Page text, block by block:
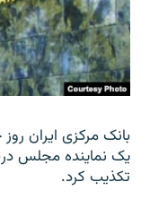
بانک مرکزی ایران
تکذیب کرد.